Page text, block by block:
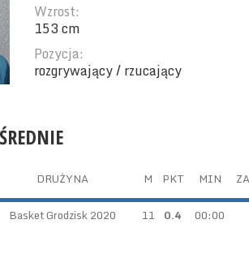
Wzrost:
153 cm
Pozycja:
rozgrywający / rzucający
DRUŻYNA M PKT MIN
Basket Grodzisk 2020 11 0.4 00:00